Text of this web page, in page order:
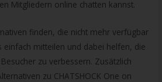
Mitgliedern online chatten kannst.
finden, die nicht mehr verfügbar
einfach mitteilen und dabei helfen, die
zu verbessern. Zusätzlich
zu CHATSHOCK One on